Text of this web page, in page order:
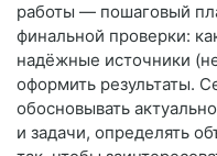
работы — пошаговый
финальной проверки:
надёжные источники
оформить результаты.
обосновывать
и задачи, определять